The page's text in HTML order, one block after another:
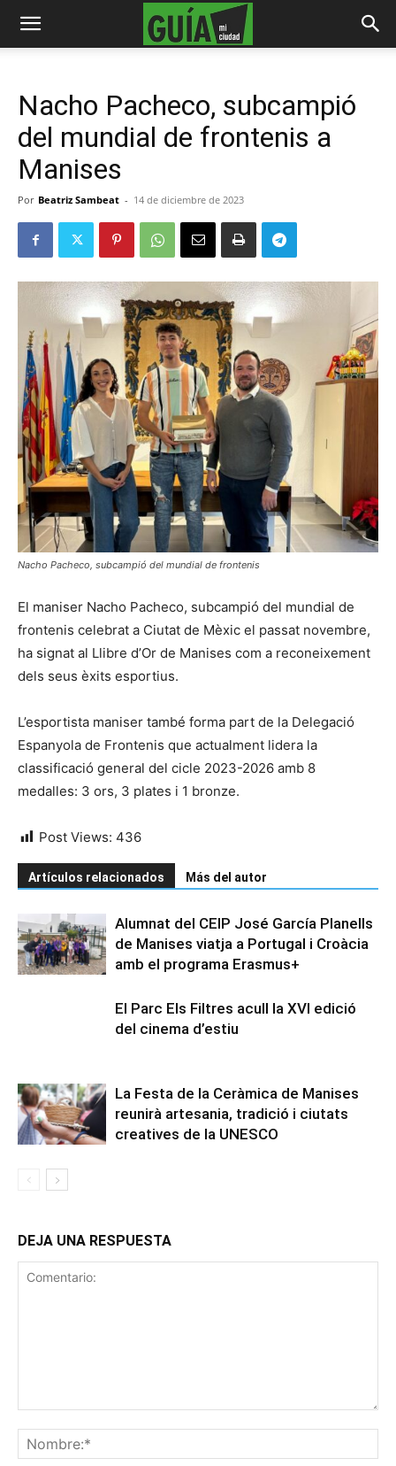
Nacho Pacheco, subcampió
del mundial de frontenis a
Manises
Por Beatriz Sambeat - 14 de diciembre de 2023
Nacho Pacheco, subcampió del mundial de frontenis
El maniser Nacho Pacheco, subcampió del mundial de
frontenis celebrat a Ciutat de Mèxic el passat novembre,
ha signat al Llibre d’Or de Manises com a reconeixement
dels seus èxits esportius.
L’esportista maniser també forma part de la Delegació
Espanyola de Frontenis que actualment lidera la
classificació general del cicle 2023-2026 amb 8
medalles: 3 ors, 3 plates i 1 bronze.
Post Views: 436
Artículos relacionados Más del autor
Alumnat del CEIP José García Planells
de Manises viatja a Portugal i Croàcia
amb el programa Erasmus+
El Parc Els Filtres acull la XVI edició
del cinema d’estiu
La Festa de la Ceràmica de Manises
reunirà artesania, tradició i ciutats
creatives de la UNESCO
DEJA UNA RESPUESTA